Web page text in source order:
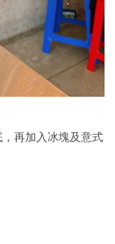
再加入冰塊及意式